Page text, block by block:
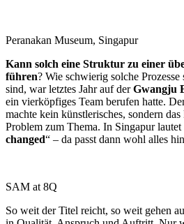
Peranakan Museum, Singapur
Kann solch eine Struktur zu einer
führen? Wie schwierig solche
sind, war letztes Jahr auf derGwangju
ein vierköpfiges Team berufen hatte.
machte kein künstlerisches, sondern
Problem zum Thema. In Singapur lautet
changed“ – da passt dann wohl alles
SAM at 8Q
So weit der Titel reicht, so weit gehen